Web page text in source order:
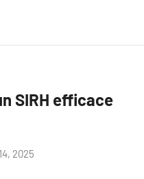
SIRH efficace
2025